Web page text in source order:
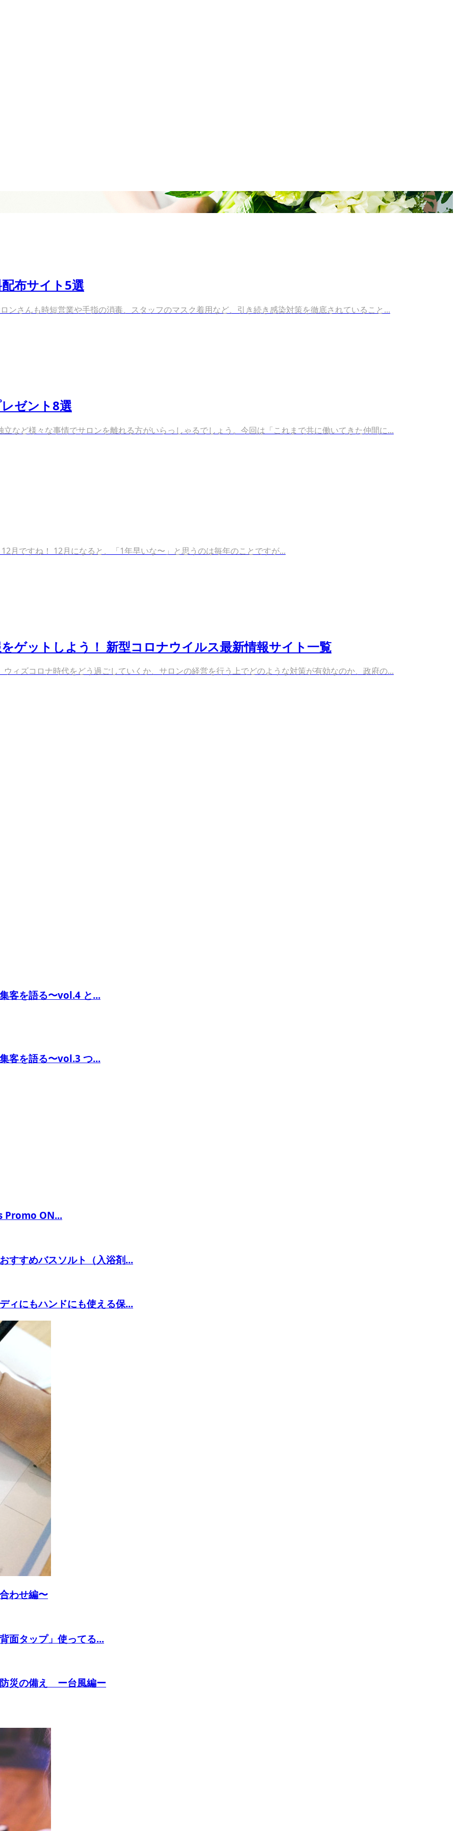
布サイト5選
ンさんも時短営業や手指の消毒、スタッフのマスク着用など、引き続き感染対策を徹底されていること...
ゼント8選
など様々な事情でサロンを離れる方がいらっしゃるでしょう。今回は「これまで共に働いてきた仲間に...
月ですね！ 12月になると、「1年早いな〜」と思うのは毎年のことですが...
ゲットしよう！ 新型コロナウイルス最新情報サイト一覧
ィズコロナ時代をどう過ごしていくか、サロンの経営を行う上でどのような対策が有効なのか、政府の...
客を語る〜vol.4 と...
客を語る〜vol.3 つ...
Promo ON...
すすめバスソルト（入浴剤...
ィにもハンドにも使える保...
わせ編〜
面タップ」使ってる...
災の備え ー台風編ー